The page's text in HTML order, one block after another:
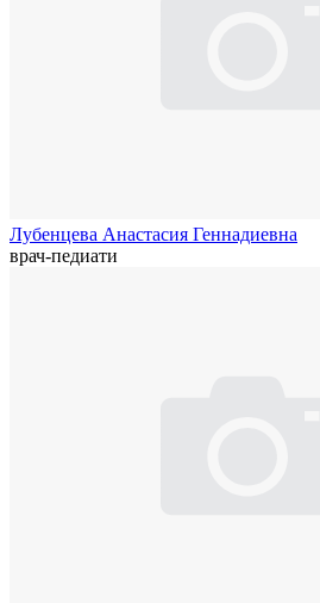
Лубенцева Анастасия Геннадиевна
врач-педиати